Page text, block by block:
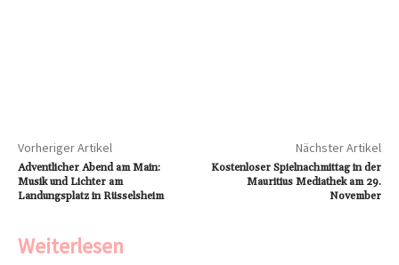
Vorheriger Artikel
Adventlicher Abend am Main:
Musik und Lichter am
Landungsplatz in Rüsselsheim
Nächster Artikel
Kostenloser Spielnachmittag in der
Mauritius Mediathek am 29.
November
Weiterlesen